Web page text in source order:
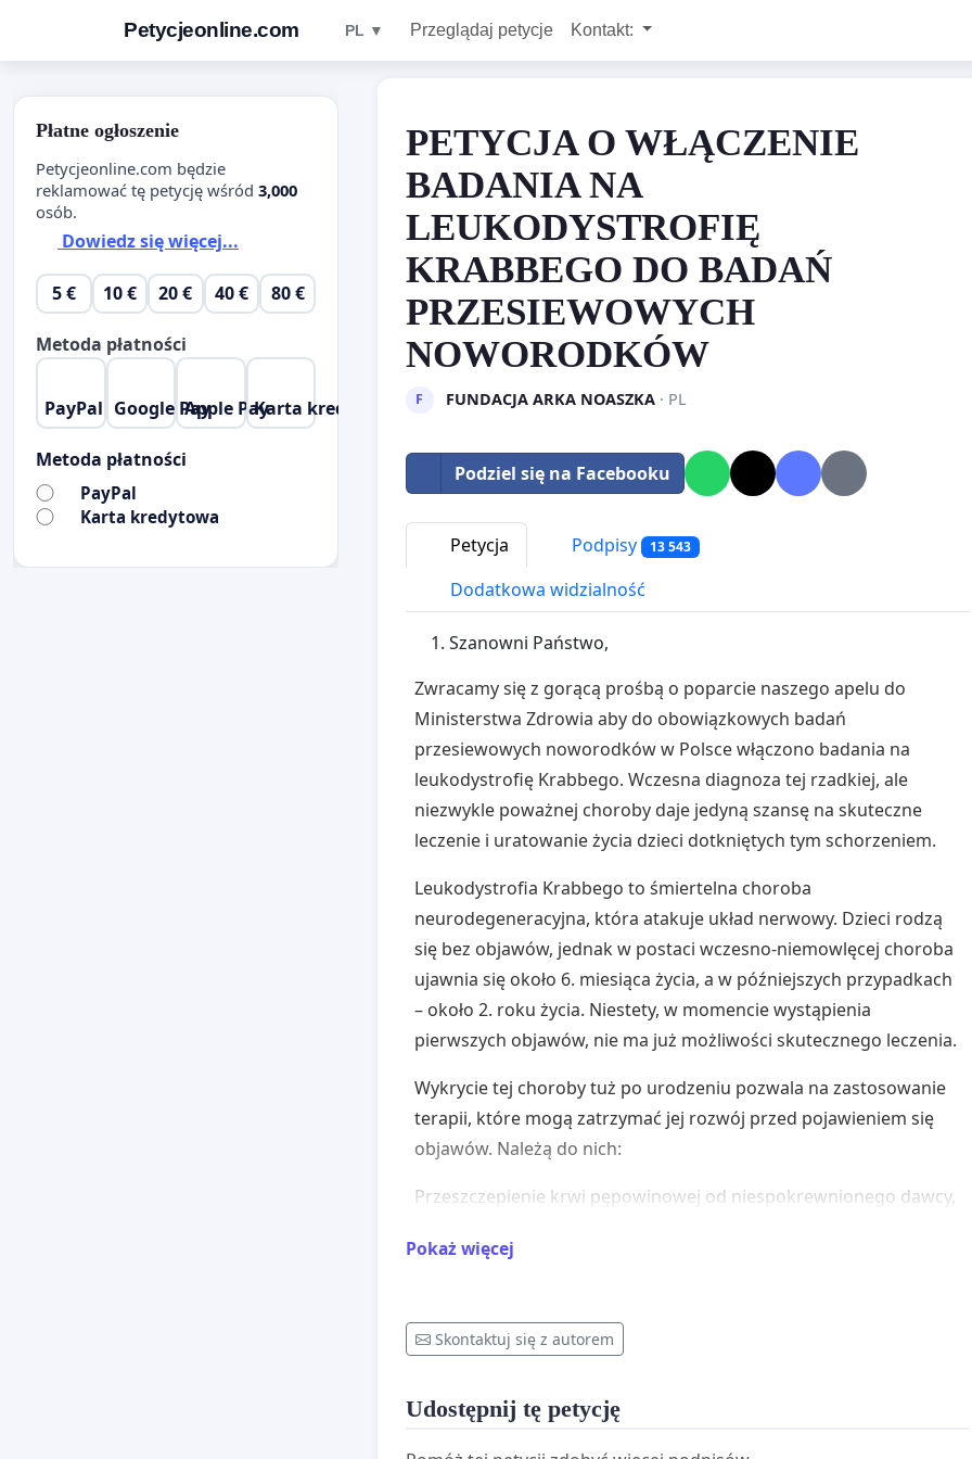
Petycjeonline.com PL ▼ Przeglądaj petycje Kontakt:
PETYCJA O WŁĄCZENIE
BADANIA NA
LEUKODYSTROFIĘ
KRABBEGO DO BADAŃ
PRZESIEWOWYCH
NOWORODKÓW
F FUNDACJA ARKA NOASZKA· PL
Podziel się na Facebooku
Petycja Podpisy 13 543
Dodatkowa widzialność
Szanowni Państwo,
Zwracamy się z gorącą prośbą o poparcie naszego apelu do
Ministerstwa Zdrowia aby do obowiązkowych badań
przesiewowych noworodków w Polsce włączono badania na
leukodystrofię Krabbego. Wczesna diagnoza tej rzadkiej, ale
niezwykle poważnej choroby daje jedyną szansę na skuteczne
leczenie i uratowanie życia dzieci dotkniętych tym schorzeniem.
Leukodystrofia Krabbego to śmiertelna choroba
neurodegeneracyjna, która atakuje układ nerwowy. Dzieci rodzą
się bez objawów, jednak w postaci wczesno-niemowlęcej choroba
ujawnia się około 6. miesiąca życia, a w późniejszych przypadkach
– około 2. roku życia. Niestety, w momencie wystąpienia
pierwszych objawów, nie ma już możliwości skutecznego leczenia.
Wykrycie tej choroby tuż po urodzeniu pozwala na zastosowanie
terapii, które mogą zatrzymać jej rozwój przed pojawieniem się
objawów. Należą do nich:
Przeszczepienie krwi pępowinowej od niespokrewnionego dawcy,
Przeszczep szpiku kostnego,
Obecnie te opcje terapeutyczne są dostępne jedynie w sytuacji,
dlatego tak kluczowe jest objęcie noworodków badaniem
Pokaż więcej
Skontaktuj się z autorem
Udostępnij tę petycję
Płatne ogłoszenie
Petycjeonline.com będzie
reklamować tę petycję wśród 3,000
osób.
Dowiedz się więcej...
5 € 10 € 20 € 40 € 80 €
Metoda płatności
PayPal Google PayApple PayKarta kredytowa
Metoda płatności
PayPal
Karta kredytowa